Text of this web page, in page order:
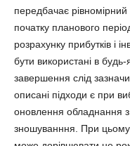
передбачає
початку планового
розрахунку прибутків і
бути використані в
завершення слід
описані підходи є при
оновлення обладнання
зношуванння. При цьому